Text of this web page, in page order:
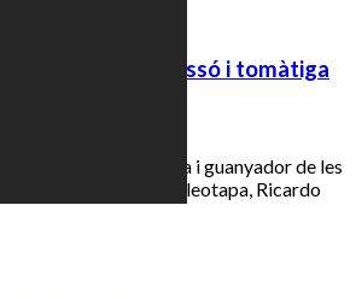
de carbassó i tomàtiga
d’oli
hotel Valldemossa i guanyador de les
i 2017 del concurs Oleotapa, Ricardo